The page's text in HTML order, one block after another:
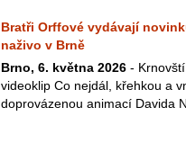
Bratři Orffové vydávají
naživo v Brně
Brno, 6. května 2026 -
videoklip Co nejdál, křehkou a
doprovázenou animací Davida